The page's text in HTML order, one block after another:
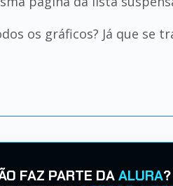
os gráficos? Já que se
FAZ PARTE DAALURA?